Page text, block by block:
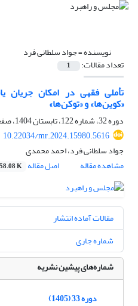
نویسنده =جواد سلطانی فرد
تعداد مقالات: 1
تأملی فقهی در امکان جریان
«کوین‌ها» و «توکن‌ها»
دوره 32، شماره 122، تابستان 1404، صفحه
10.22034/mr.2024.15980.5616
جواد سلطانی فرد، احمد محمدی
مشاهده مقاله
اصل مقاله K
مقالات آماده انتشار
شماره جاری
شماره‌های پیشین نشریه
دوره 33 (1405)